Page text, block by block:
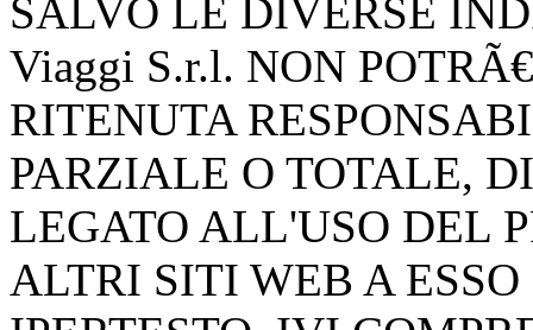
SALVO LE DIVERSE
Viaggi S.r.l. NON
RITENUTA
PARZIALE O TOTALE,
LEGATO ALL'USO DEL
ALTRI SITI WEB A